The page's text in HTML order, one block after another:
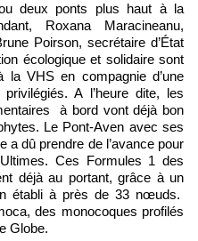
Roxana Maracineanu,
Poirson, secrétaire d’État
écologique et solidaire sont
la VHS en compagnie d’une
A l’heure dite, les
à bord vont déjà bon
Le Pont-Aven avec ses
dû prendre de l’avance pour
Ces Formules 1 des
déjà au portant, grâce à un
établi à près de 33 nœuds.
des monocoques profilés
Globe.